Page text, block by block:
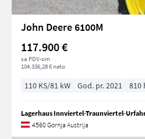
John Deere 6100M
117.900 €
sa PDV-om
104.336,28 € neto
110 KS/81 kW God. pr. 2021 810
Lagerhaus Innviertel-Traunviertel-
4560 Gornja Austrija